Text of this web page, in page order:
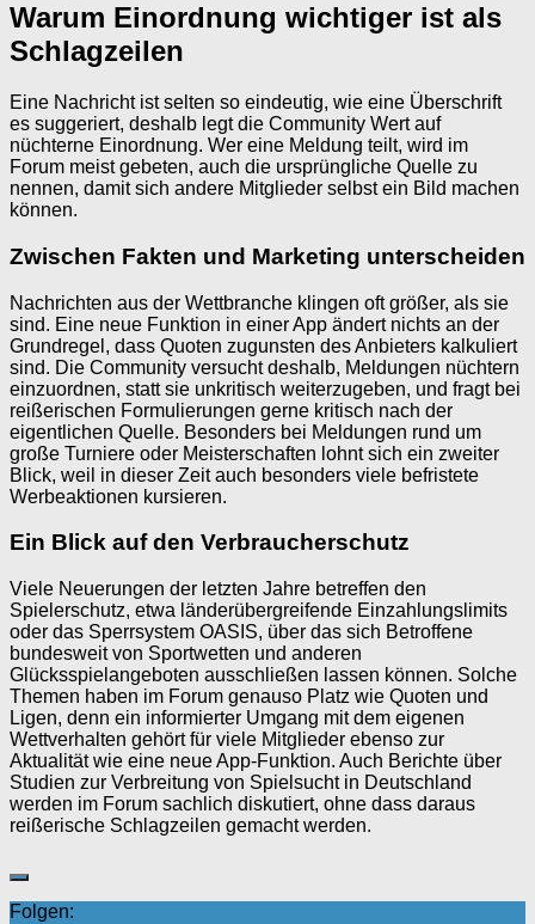
Warum Einordnung wichtiger ist als
Schlagzeilen
Eine Nachricht ist selten so eindeutig, wie eine Überschrift
es suggeriert, deshalb legt die Community Wert auf
nüchterne Einordnung. Wer eine Meldung teilt, wird im
Forum meist gebeten, auch die ursprüngliche Quelle zu
nennen, damit sich andere Mitglieder selbst ein Bild machen
können.
Zwischen Fakten und Marketing unterscheiden
Nachrichten aus der Wettbranche klingen oft größer, als sie
sind. Eine neue Funktion in einer App ändert nichts an der
Grundregel, dass Quoten zugunsten des Anbieters kalkuliert
sind. Die Community versucht deshalb, Meldungen nüchtern
einzuordnen, statt sie unkritisch weiterzugeben, und fragt bei
reißerischen Formulierungen gerne kritisch nach der
eigentlichen Quelle. Besonders bei Meldungen rund um
große Turniere oder Meisterschaften lohnt sich ein zweiter
Blick, weil in dieser Zeit auch besonders viele befristete
Werbeaktionen kursieren.
Ein Blick auf den Verbraucherschutz
Viele Neuerungen der letzten Jahre betreffen den
Spielerschutz, etwa länderübergreifende Einzahlungslimits
oder das Sperrsystem OASIS, über das sich Betroffene
bundesweit von Sportwetten und anderen
Glücksspielangeboten ausschließen lassen können. Solche
Themen haben im Forum genauso Platz wie Quoten und
Ligen, denn ein informierter Umgang mit dem eigenen
Wettverhalten gehört für viele Mitglieder ebenso zur
Aktualität wie eine neue App-Funktion. Auch Berichte über
Studien zur Verbreitung von Spielsucht in Deutschland
werden im Forum sachlich diskutiert, ohne dass daraus
reißerische Schlagzeilen gemacht werden.
Folgen: